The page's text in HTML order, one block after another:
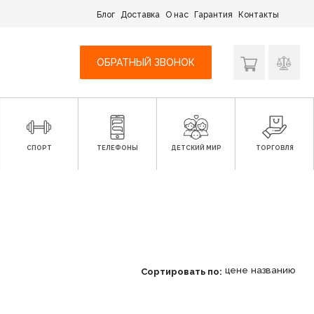
Блог Доставка О нас Гарантия Контакты
ОБРАТНЫЙ ЗВОНОК
СПОРТ ТЕЛЕФОНЫ ДЕТСКИЙ МИР ТОРГОВЛЯ
Сортировать по: цене названию